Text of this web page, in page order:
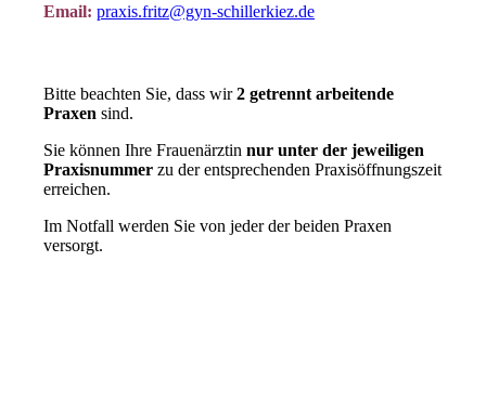
Email: praxis.fritz@gyn-schillerkiez.de
Bitte beachten Sie, dass wir2 getrennt arbeitende
Praxen sind.
Sie können Ihre Frauenärztin nur unter der jeweiligen
Praxisnummer zu der entsprechenden Praxisöffnungszeit
erreichen.
Im Notfall werden Sie von jeder der beiden Praxen
versorgt.